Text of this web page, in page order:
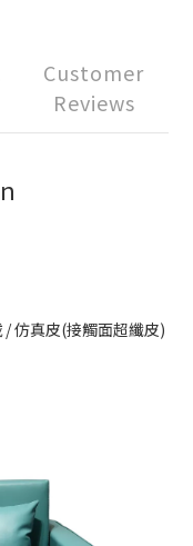
Customer
Reviews
仿真皮(接觸面超纖皮)